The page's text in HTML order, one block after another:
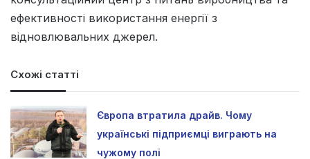
ефективності використання енергії з
відновлювальних джерел.
Схожі статті
Європа втратила драйв. Чому
українські підприємці виграють на
чужому полі